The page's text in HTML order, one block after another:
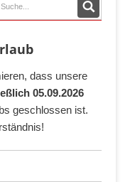
dass unsere
05.09.2026
geschlossen ist.